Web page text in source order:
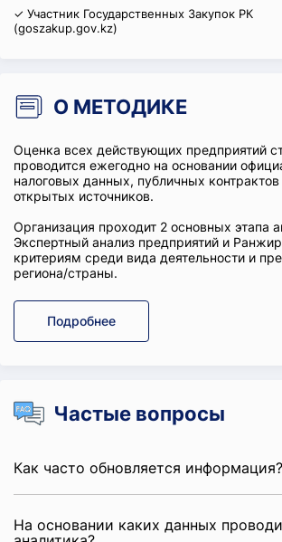
✓ Участник Государственных Закупок РК
(goszakup.gov.kz)
О МЕТОДИКЕ
Оценка всех действующих предприятий
проводится ежегодно на основании
налоговых данных, публичных контрактов
открытых источников.
Организация проходит 2 основных этапа
Экспертный анализ предприятий и
критериям среди вида деятельности и
региона/страны.
Подробнее
Частые вопросы
Как часто обновляется информация?
На основании каких данных